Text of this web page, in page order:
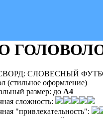
СЛОВЕСНЫЙ
(стильное оформление)
размер: до A4
сложность:
"привлекательность":